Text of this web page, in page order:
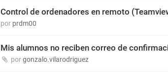
Control de ordenadores en remoto
por prdm00
Mis alumnos no reciben correo de
porgonzalo.vilarodriguez